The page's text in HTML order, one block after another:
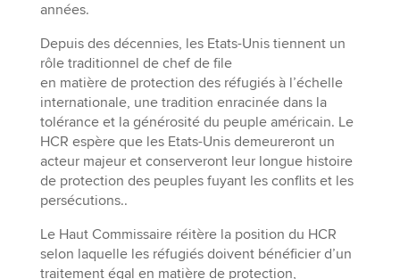
années.
Depuis des décennies, les Etats-Unis tiennent un
rôle traditionnel de chef de file
en matière de protection des réfugiés à l’échelle
internationale, une tradition enracinée dans la
tolérance et la générosité du peuple américain. Le
HCR espère que les Etats-Unis demeureront un
acteur majeur et conserveront leur longue histoire
de protection des peuples fuyant les conflits et les
persécutions..
Le Haut Commissaire réitère la position du HCR
selon laquelle les réfugiés doivent bénéficier d’un
traitement égal en matière de protection,